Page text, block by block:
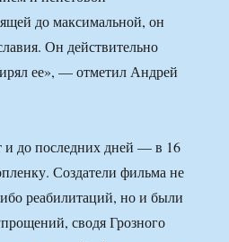
до максимальной, он
Он действительно
ее», — отметил Андрей
до последних дней — в 16
Создатели фильма не
реабилитаций, но и были
сводя Грозного